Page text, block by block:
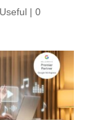
Useful| 0